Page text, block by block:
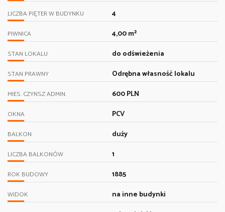
LICZBA PIĘTER W BUDYNKU 4
PIWNICA 4,00 m²
STAN LOKALU do odświeżenia
STAN PRAWNY Odrębna własność lokalu
MIES. CZYNSZ ADMIN. 600 PLN
OKNA PCV
BALKON duży
LICZBA BALKONÓW 1
ROK BUDOWY 1885
WIDOK na inne budynki